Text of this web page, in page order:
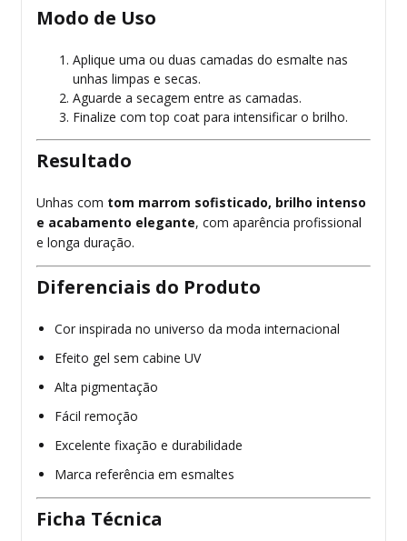
Modo de Uso
Aplique uma ou duas camadas do esmalte nas
unhas limpas e secas.
Aguarde a secagem entre as camadas.
Finalize com top coat para intensificar o brilho.
Resultado
Unhas com tom marrom sofisticado, brilho intenso
e acabamento elegante, com aparência profissional
e longa duração.
Diferenciais do Produto
Cor inspirada no universo da moda internacional
Efeito gel sem cabine UV
Alta pigmentação
Fácil remoção
Excelente fixação e durabilidade
Marca referência em esmaltes
Ficha Técnica